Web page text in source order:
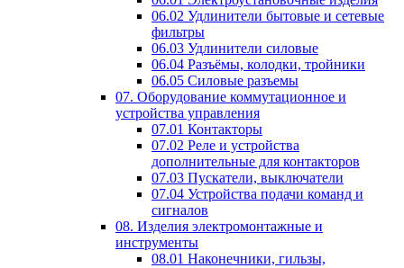
06.02 Удлинители бытовые и сетевые
фильтры
06.03 Удлинители силовые
06.04 Разъёмы, колодки, тройники
06.05 Силовые разъемы
07. Оборудование коммутационное и
устройства управления
07.01 Контакторы
07.02 Реле и устройства
дополнительные для контакторов
07.03 Пускатели, выключатели
07.04 Устройства подачи команд и
сигналов
08. Изделия электромонтажные и
инструменты
08.01 Наконечники, гильзы,